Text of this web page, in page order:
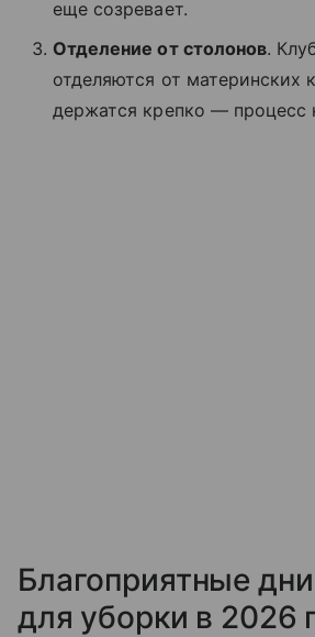
еще созревает.
Отделение от столонов.
отделяются от материнских
держатся крепко — процесс
Благоприятные дни
для уборки в 2026